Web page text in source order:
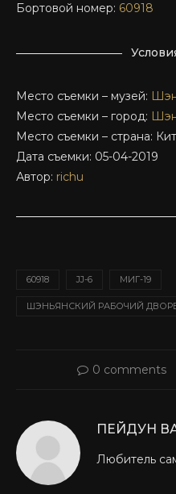
Бортовой номер: 60918
Место съемки – музей:
Место съемки – город:
Место съемки – страна:
Дата съемки: 05-04-2019
Автор: richu
60918 JJ-6 МИГ-19
ШЭНЬЯНСКИЙ РАБОЧИЙ
0 comments
ПЕЙДУН
Любитель